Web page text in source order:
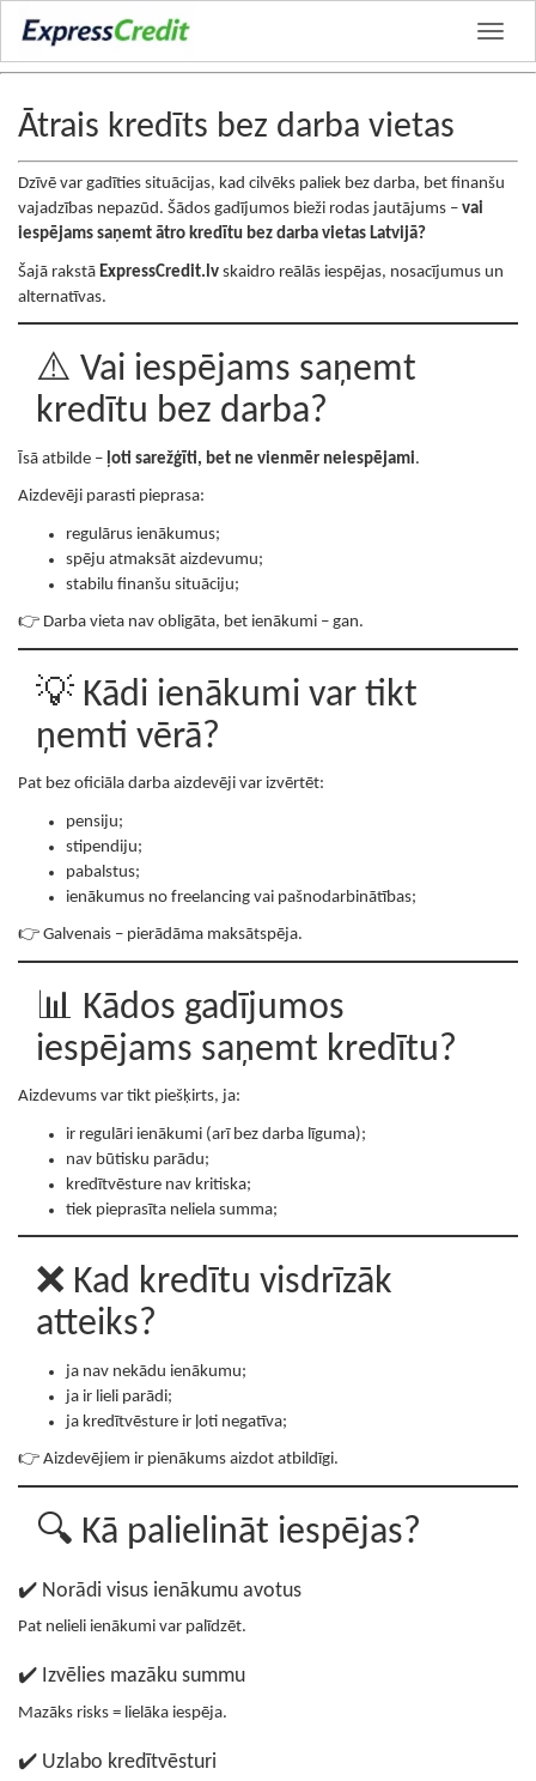
Ātrais kredīts bez darba vietas
Dzīvē var gadīties situācijas, kad cilvēks paliek bez darba, bet finanšu
vajadzības nepazūd. Šādos gadījumos bieži rodas jautājums – vai
iespējams saņemt ātro kredītu bez darba vietas Latvijā?
Šajā rakstā ExpressCredit.lv skaidro reālās iespējas, nosacījumus un
alternatīvas.
⚠️ Vai iespējams saņemt
kredītu bez darba?
Īsā atbilde – ļoti sarežģīti, bet ne vienmēr neiespējami.
Aizdevēji parasti pieprasa:
regulārus ienākumus;
spēju atmaksāt aizdevumu;
stabilu finanšu situāciju;
👉 Darba vieta nav obligāta, bet ienākumi – gan.
💡 Kādi ienākumi var tikt
ņemti vērā?
Pat bez oficiāla darba aizdevēji var izvērtēt:
pensiju;
stipendiju;
pabalstus;
ienākumus no freelancing vai pašnodarbinātības;
👉 Galvenais – pierādāma maksātspēja.
📊 Kādos gadījumos
iespējams saņemt kredītu?
Aizdevums var tikt piešķirts, ja:
ir regulāri ienākumi (arī bez darba līguma);
nav būtisku parādu;
kredītvēsture nav kritiska;
tiek pieprasīta neliela summa;
❌ Kad kredītu visdrīzāk
atteiks?
ja nav nekādu ienākumu;
ja ir lieli parādi;
ja kredītvēsture ir ļoti negatīva;
👉 Aizdevējiem ir pienākums aizdot atbildīgi.
🔍 Kā palielināt iespējas?
✔️ Norādi visus ienākumu avotus
Pat nelieli ienākumi var palīdzēt.
✔️ Izvēlies mazāku summu
Mazāks risks = lielāka iespēja.
✔️ Uzlabo kredītvēsturi